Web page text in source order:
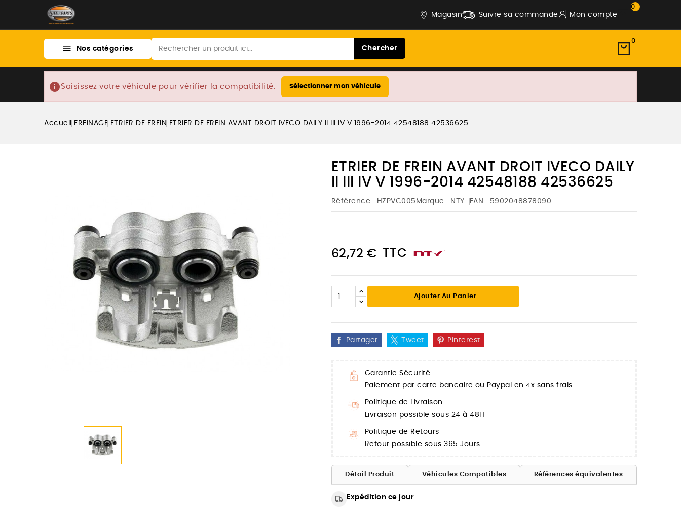
Magasin Suivre sa commande Mon compte
0
 Nos catégories Chercher
0
info Saisissez votre véhicule pour vérifier la compatibilité. Sélectionner mon véhicule
Accueil FREINAGE ETRIER DE FREIN ETRIER DE FREIN AVANT DROIT IVECO DAILY II III IV V 1996-2014 42548188 42536625
ETRIER DE FREIN AVANT DROIT IVECO DAILY
II III IV V 1996-2014 42548188 42536625
Référence : HZPVC005 Marque : NTY EAN : 5902048878090
62,72 € TTC
Ajouter Au Panier
Partager Tweet Pinterest
Garantie Sécurité
Paiement par carte bancaire ou Paypal en 4x sans frais
Politique de Livraison
Livraison possible sous 24 à 48H
Politique de Retours
Retour possible sous 365 Jours
Détail Produit Véhicules Compatibles Références équivalentes
Expédition ce jour